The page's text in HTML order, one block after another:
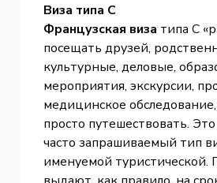
Виза типа С
Французская виза типа С
посещать друзей,
культурные, деловые,
мероприятия, экскурсии,
медицинское
просто путешествовать.
часто запрашиваемый тип
именуемой туристической.